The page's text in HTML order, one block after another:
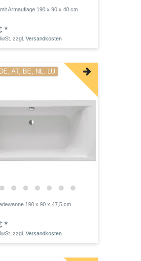
Armauflage 190 x 90 x 48 cm
*
zzgl.Versandkosten
AT, BE, NL, LU
190 x 90 x 47,5 cm
*
zzgl.Versandkosten